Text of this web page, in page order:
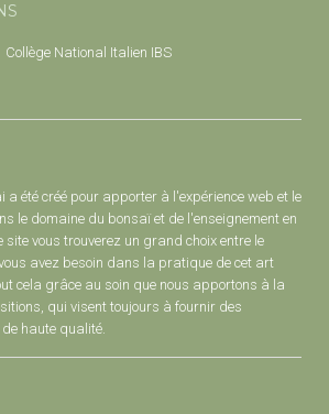
Collège National Italien IBS
a été créé pour apporter à l'expérience web et le
le domaine du bonsaï et de l'enseignement en
site vous trouverez un grand choix entre le
avez besoin dans la pratique de cet art
cela grâce au soin que nous apportons à la
qui visent toujours à fournir des
haute qualité.